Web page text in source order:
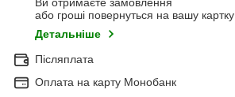
або гроші повернуться на вашу картку
Детальніше
Післяплата
Оплата на карту Монобанк